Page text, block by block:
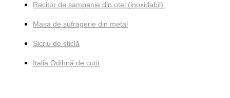
Racitor de sampanie din otel (inoxidabil).
Masa de sufragerie din metal
Sicriu de sticlă
Italia Odihnă de cuțit